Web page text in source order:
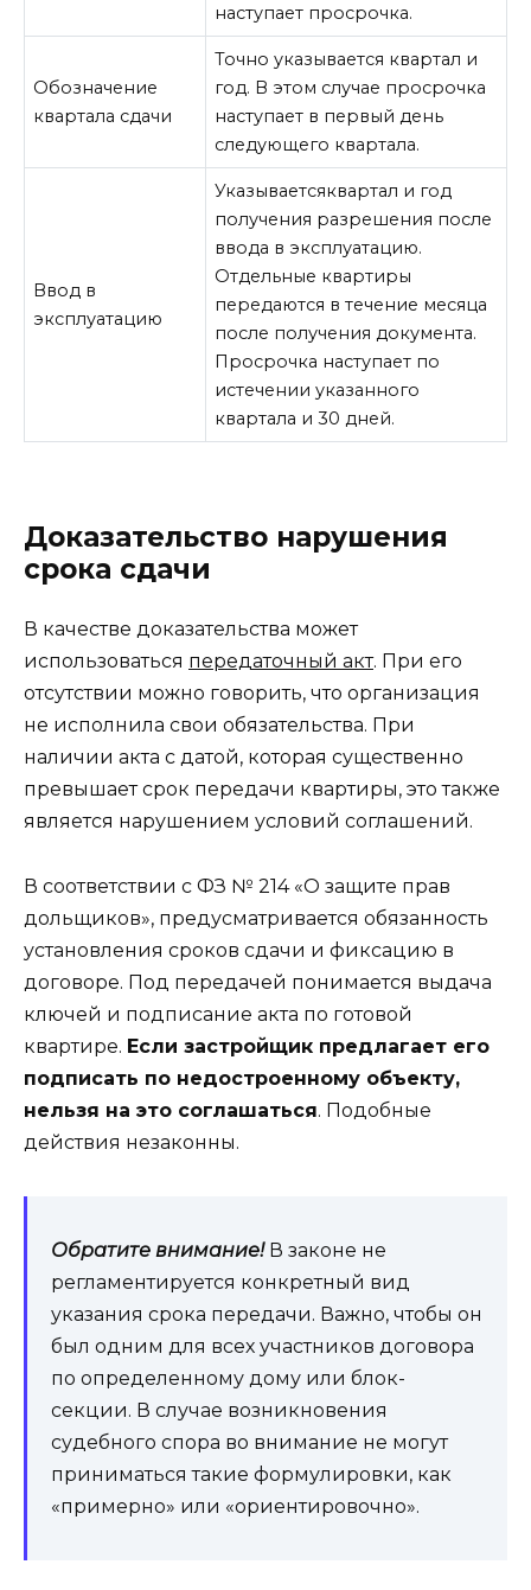
наступает просрочка.
Обозначение
квартала сдачи
Точно указывается квартал и
год. В этом случае просрочка
наступает в первый день
следующего квартала.
Ввод в
эксплуатацию
Указываетсяквартал и год
получения разрешения после
ввода в эксплуатацию.
Отдельные квартиры
передаются в течение месяца
после получения документа.
Просрочка наступает по
истечении указанного
квартала и 30 дней.
Доказательство нарушения
срока сдачи
В качестве доказательства может
использоваться передаточный акт. При его
отсутствии можно говорить, что организация
не исполнила свои обязательства. При
наличии акта с датой, которая существенно
превышает срок передачи квартиры, это также
является нарушением условий соглашений.
В соответствии с ФЗ № 214 «О защите прав
дольщиков», предусматривается обязанность
установления сроков сдачи и фиксацию в
договоре. Под передачей понимается выдача
ключей и подписание акта по готовой
квартире. Если застройщик предлагает его
подписать по недостроенному объекту,
нельзя на это соглашаться. Подобные
действия незаконны.
Обратите внимание!В законе не
регламентируется конкретный вид
указания срока передачи. Важно, чтобы он
был одним для всех участников договора
по определенному дому или блок-
секции. В случае возникновения
судебного спора во внимание не могут
приниматься такие формулировки, как
«примерно» или «ориентировочно».